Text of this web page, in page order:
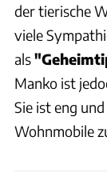
der tierische
viele
als
Manko ist
Sie ist eng
Wohnmobile